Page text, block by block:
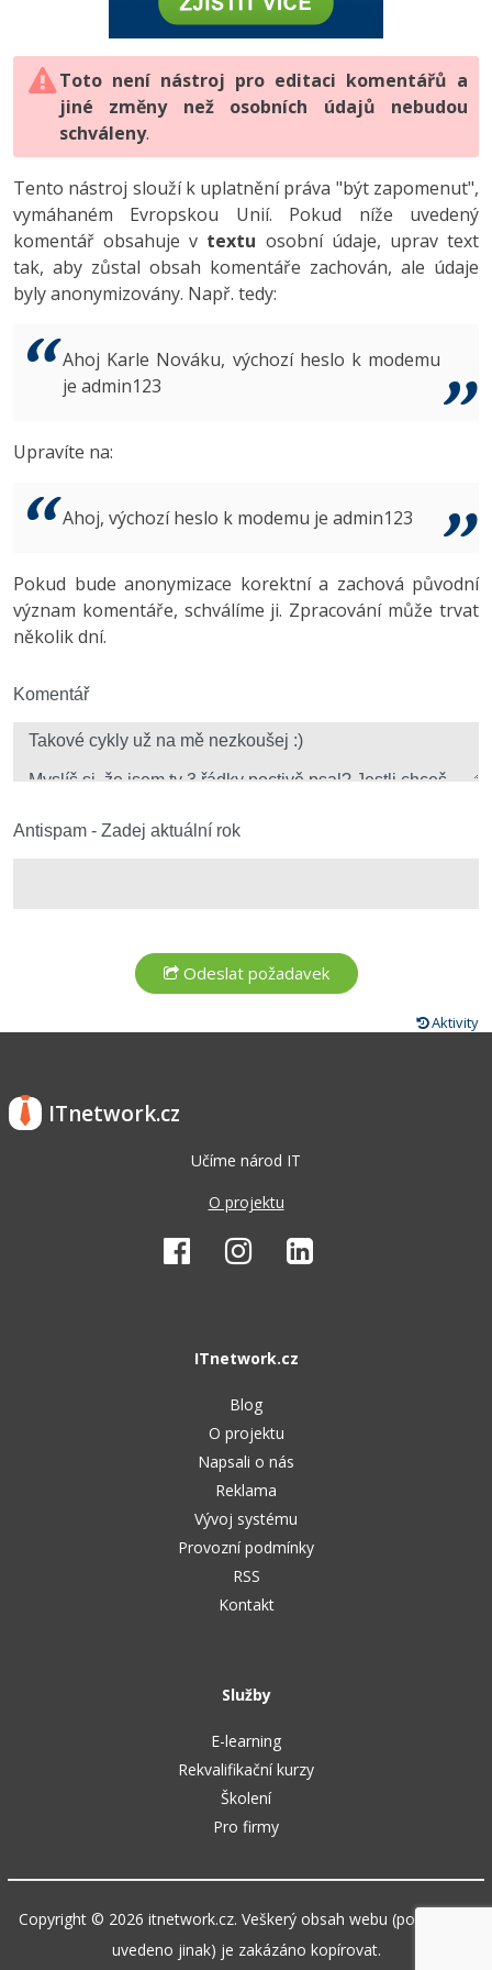
HTML5, CSS3, Bootstrap, SEO
SQL a databáze
Testování a verzování
UML a návrhové vzory
React
Spring
ASP.NET MVC
Best practices
PHP
JavaScript
Python
HTML / CSS
UML a návrhové vzory
MySQL/MariaDB
MS-SQL
Vývojář mobilních aplikací
C# Game developer
Tester
Systémový administrátor
3D grafik
Copywriter
WordPress specialista
-80%
JavaScript -80%
PHP -80%
Swift -80%
Kotlin -80%
VB.NET
Algoritmy -41%
Umělá inteligence (AI) -10%
Fórum
Digitální gramotnost
Marketing
WordPress
SEO
UX
Business
Copywriting
Windows
Kybernetická bezpečnost
Photoshop -80%
Adobe Illustrator -80%
Adobe Lightroom
Adobe XD
Adobe InDesign -25%
Adobe After Effects
Inkscape
Fórum
Toto není nástroj pro editaci komentářů a
jiné změny než osobních údajů nebudou
schváleny.
Tento nástroj slouží k uplatnění práva "být zapomenut",
vymáhaném Evropskou Unií. Pokud níže uvedený
komentář obsahuje v textu osobní údaje, uprav text
tak, aby zůstal obsah komentáře zachován, ale údaje
byly anonymizovány. Např. tedy:
Ahoj Karle Nováku, výchozí heslo k modemu
je admin123
Upravíte na:
Ahoj, výchozí heslo k modemu je admin123
Pokud bude anonymizace korektní a zachová původní
význam komentáře, schválíme ji. Zpracování může trvat
několik dní.
Komentář
Antispam - Zadej aktuální rok
Aktivity
ITnetwork.cz
Učíme národ IT
O projektu
ITnetwork.cz
Blog
O projektu
Napsali o nás
Reklama
Vývoj systému
Provozní podmínky
RSS
Kontakt
Služby
E-learning
Rekvalifikační kurzy
Školení
Pro firmy
Copyright © 2026 itnetwork.cz. Veškerý obsah webu (pokud není
uvedeno jinak) je zakázáno kopírovat.